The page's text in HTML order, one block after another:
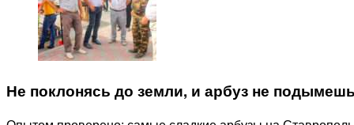
Не поклонясь до земли, и арбуз не подымешь